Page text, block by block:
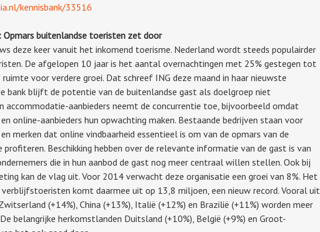
kennisbank/33516
Opmars buitenlandse toeristen zet door
deze keer vanuit het inkomend toerisme. Nederland wordt steeds populairder
De afgelopen 10 jaar is het aantal overnachtingen met 25% gestegen tot
voor verdere groei. Dat schreef ING deze maand in haar nieuwste
bank blijft de potentie van de buitenlandse gast als doelgroep niet
accommodatie-aanbieders neemt de concurrentie toe, bijvoorbeeld omdat
online-aanbieders hun opwachting maken. Bestaande bedrijven staan voor
merken dat online vindbaarheid essentieel is om van de opmars van de
Beschikking hebben over de relevante informatie van de gast is van
die in hun aanbod de gast nog meer centraal willen stellen. Ook bij
kan de vlag uit. Voor 2014 verwacht deze organisatie een groei van 8%. Het
komt daarmee uit op 13,8 miljoen, een nieuw record. Vooral uit
(+14%), China (+13%), Italië (+12%) en Brazilië (+11%) worden meer
belangrijke herkomstlanden Duitsland (+10%), België (+9%) en Groot-